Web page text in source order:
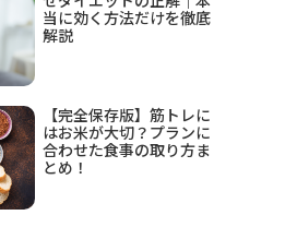
当に効く方法だけを徹底
解説
【完全保存版】筋トレに
はお米が大切？プランに
合わせた食事の取り方ま
とめ！